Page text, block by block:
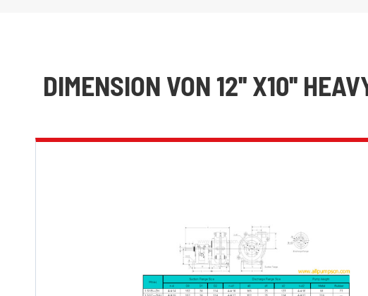
DIMENSION VON 12'' X10''